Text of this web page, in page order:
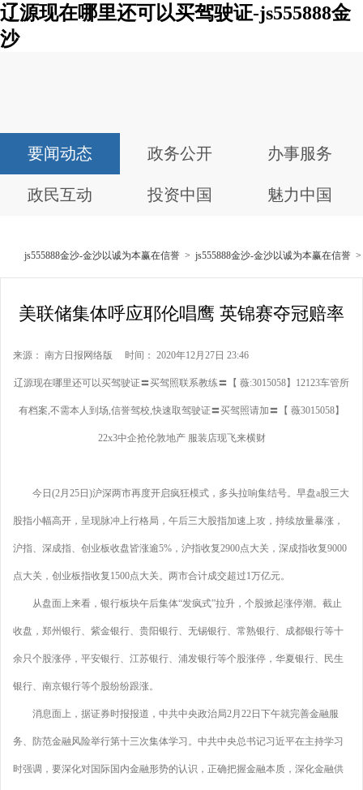
辽源现在哪里还可以买驾驶证-js555888金
沙
要闻动态 政务公开 办事服务
政民互动 投资中国 魅力中国
js555888金沙-金沙以诚为本赢在信誉 > js555888金沙-金沙以诚为本赢在信誉
美联储集体呼应耶伦唱鹰 英锦赛夺冠赔率
来源： 南方日报网络版 时间： 2020年12月27日 23:46
辽源现在哪里还可以买驾驶证〓买驾照联系教练〓【 薇:3015058】12123车管所
有档案,不需本人到场,信誉驾校,快速取驾驶证〓买驾照请加〓【 薇3015058】
22x3中企抢伦敦地产 服装店现飞来横财
今日(2月25日)沪深两市再度开启疯狂模式，多头拉响集结号。早盘a股三大
股指小幅高开，呈现脉冲上行格局，午后三大股指加速上攻，持续放量暴涨，
沪指、深成指、创业板收盘皆涨逾5%，沪指收复2900点大关，深成指收复9000
点大关，创业板指收复1500点大关。两市合计成交超过1万亿元。
从盘面上来看，银行板块午后集体“发疯式”拉升，个股掀起涨停潮。截止
收盘，郑州银行、紫金银行、贵阳银行、无锡银行、常熟银行、成都银行等十
余只个股涨停，平安银行、江苏银行、浦发银行等个股涨停，华夏银行、民生
银行、南京银行等个股纷纷跟涨。
消息面上，据证券时报报道，中共中央政治局2月22日下午就完善金融服
务、防范金融风险举行第十三次集体学习。中共中央总书记习近平在主持学习
时强调，要深化对国际国内金融形势的认识，正确把握金融本质，深化金融供